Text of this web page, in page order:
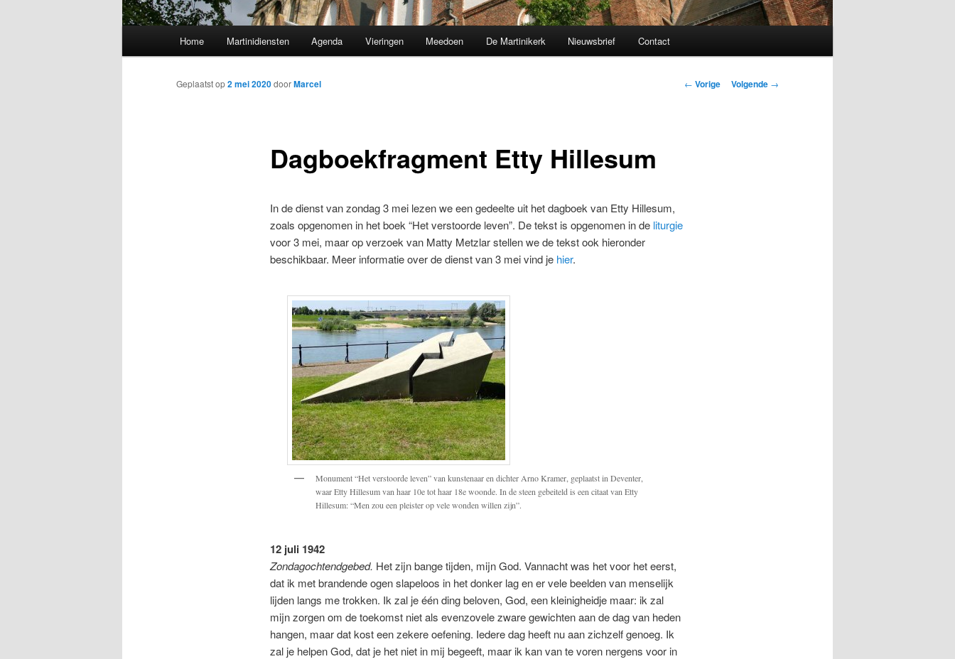
Home Martinidiensten Agenda Vieringen Meedoen De Martinikerk Nieuwsbrief Contact
Bericht
← Vorige Volgende →
Dagboekfragment Etty Hillesum
Geplaatst op2 mei 2020doorMarcel
In de dienst van zondag 3 mei lezen we een gedeelte uit het dagboek van Etty Hillesum,
zoals opgenomen in het boek “Het verstoorde leven”. De tekst is opgenomen in de liturgie
voor 3 mei, maar op verzoek van Matty Metzlar stellen we de tekst ook hieronder
beschikbaar. Meer informatie over de dienst van 3 mei vind je hier.
Monument “Het verstoorde leven” van kunstenaar en dichter Arno Kramer, geplaatst in Deventer,
waar Etty Hillesum van haar 10e tot haar 18e woonde. In de steen gebeiteld is een citaat van Etty
Hillesum: “Men zou een pleister op vele wonden willen zijn”.
12 juli 1942
Zondagochtendgebed. Het zijn bange tijden, mijn God. Vannacht was het voor het eerst,
dat ik met brandende ogen slapeloos in het donker lag en er vele beelden van menselijk
lijden langs me trokken. Ik zal je één ding beloven, God, een kleinigheidje maar: ik zal
mijn zorgen om de toekomst niet als evenzovele zware gewichten aan de dag van heden
hangen, maar dat kost een zekere oefening. Iedere dag heeft nu aan zichzelf genoeg. Ik
zal je helpen God, dat je het niet in mij begeeft, maar ik kan van te voren nergens voor in